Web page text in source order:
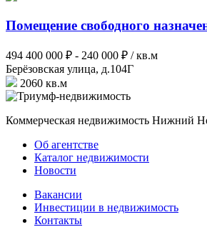
Помещение свободного
494 400 000 ₽ - 240 000 ₽ / кв.м
Берёзовская улица, д.104Г
2060 кв.м
Коммерческая недвижимость Нижний
Об агентстве
Каталог недвижимости
Новости
Вакансии
Инвестиции в недвижимость
Контакты